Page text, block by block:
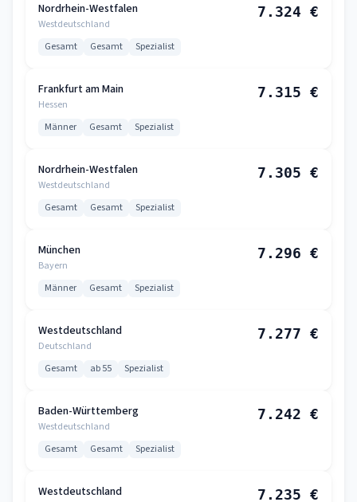
Nordrhein-Westfalen
Westdeutschland
7.324 €
Gesamt Gesamt Spezialist
Frankfurt am Main
Hessen
7.315 €
Männer Gesamt Spezialist
Nordrhein-Westfalen
Westdeutschland
7.305 €
Gesamt Gesamt Spezialist
München
Bayern
7.296 €
Männer Gesamt Spezialist
Westdeutschland
Deutschland
7.277 €
Gesamt ab 55 Spezialist
Baden-Württemberg
Westdeutschland
7.242 €
Gesamt Gesamt Spezialist
Westdeutschland 7.235 €